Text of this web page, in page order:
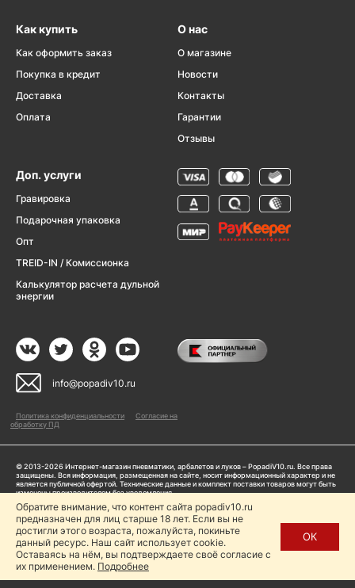
Как купить
Как оформить заказ
Покупка в кредит
Доставка
Оплата
О нас
О магазине
Новости
Контакты
Гарантии
Отзывы
Доп. услуги
Гравировка
Подарочная упаковка
Опт
TREID-IN / Комиссионка
Калькулятор расчета дульной
энергии
info@popadiv10.ru
Политика конфиденциальности
Согласие на
обработку ПД
© 2013-2026 Интернет-магазин пневматики, арбалетов и луков – PopadiV10.ru. Все права
защищены. Вся информация, размещенная на сайте, носит информационный характер и не
является публичной офертой. Технические данные и комплект поставки товаров могут быть
изменены производителем без уведомления
ИП Жарук Александр Сергеевич, ОГРНИП: 314504704200042
Пользуясь сайтом Popadiv10.ru, пользователь автоматически соглашается с условиями,
прописанными в
Политике конфиденциальности
Копирование любой информации (тексты, фото, видео и др.) с сайта Popadiv10 запрещено,
за исключением наличия письменного согласия администрации сайта Popadiv10.
Обратите внимание, что контент сайта popadiv10.ru
предназначен для лиц старше 18 лет. Если вы не
достигли этого возраста, пожалуйста, покиньте
данный ресурс. Наш сайт использует cookie.
Оставаясь на нём, вы подтверждаете своё согласие с
их применением. Подробнее
ОК